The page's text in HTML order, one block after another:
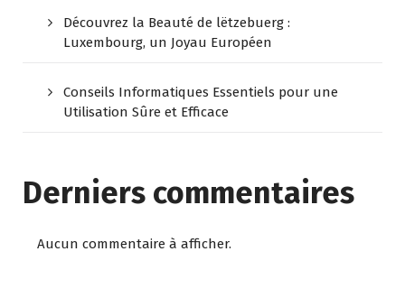
Découvrez la Beauté de lëtzebuerg :
Luxembourg, un Joyau Européen
Conseils Informatiques Essentiels pour une
Utilisation Sûre et Efficace
Derniers commentaires
Aucun commentaire à afficher.